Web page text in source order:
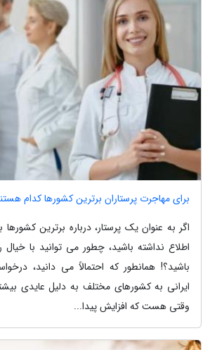
برای مهاجرت پرستاران برترین کشورها کدام
اگر به عنوان یک پرستار، درباره برترین
اطلاع نداشته باشید، چطور می توانید با
باشید؟! همانطور که احتمالاً می دانید،
ایرانی به کشورهای مختلف به دلیل عایدی
وقتی هست که افزایش پیدا...